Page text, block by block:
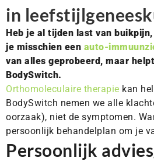
in
Heb je al tijden last van
je misschien een auto-
van alles geprobeerd, maar
BodySwitch.
Orthomoleculaire therapie kan
BodySwitch nemen we alle
oorzaak), niet de symptomen.
persoonlijk behandelplan om je
Persoonlijk